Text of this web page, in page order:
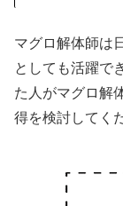
マグロ解体師は
としても活躍で
た人がマグロ解
得を検討してく